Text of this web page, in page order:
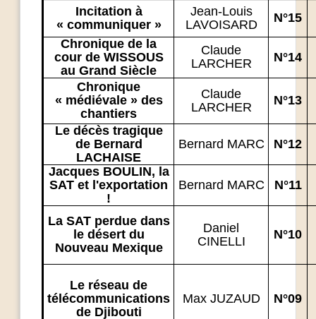
Incitation à
« communiquer »
Jean-Louis
LAVOISARD
N°15
Chronique de la
cour de WISSOUS
au Grand Siècle
Claude
LARCHER
N°14
Chronique
« médiévale » des
chantiers
Claude
LARCHER
N°13
Le décès tragique
de Bernard
LACHAISE
Bernard MARC N°12
Jacques BOULIN, la
SAT et l'exportation
!
Bernard MARC N°11
La SAT perdue dans
le désert du
Nouveau Mexique
Daniel
CINELLI
N°10
Le réseau de
télécommunications
de Djibouti
Max JUZAUD N°09